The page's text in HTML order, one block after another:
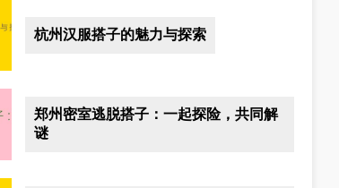
杭州汉服搭子的魅力与探索
郑州密室逃脱搭子：一起探险，共同解
谜